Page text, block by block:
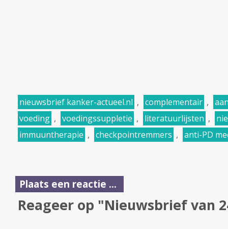
nieuwsbrief kanker-actueel.nl , complementair ,
voeding , voedingssuppletie , literatuurlijsten ,
immuuntherapie , checkpointremmers , anti-PD
Plaats een reactie ...
Reageer op "Nieuwsbrief van